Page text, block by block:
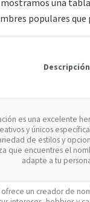
una
populares que
Descripción
es una excelente
y únicos
de estilos y
que encuentres el
adapte a tu
ofrece un creador de